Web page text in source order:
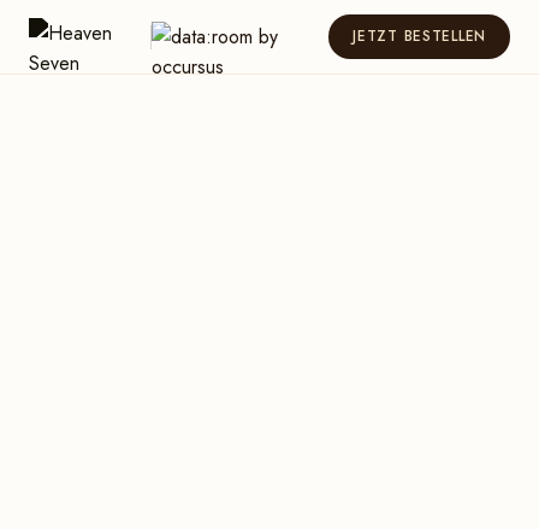
JETZT BESTELLEN